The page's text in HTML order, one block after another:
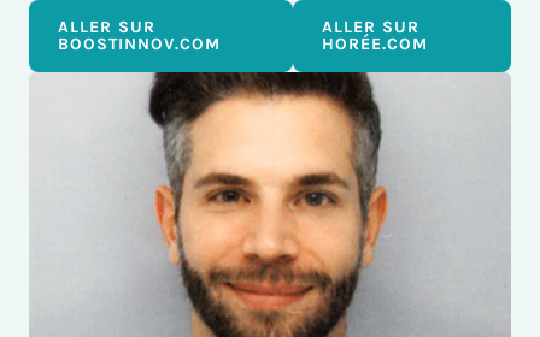
ALLER SUR
BOOSTINNOV.COM
ALLER SUR
HORÉE.COM